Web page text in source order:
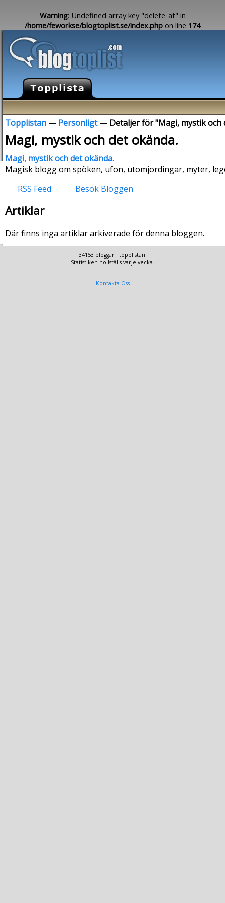
Warning: Undefined array key "delete_at" in
/home/feworkse/blogtoplist.se/index.php on line 174
Topplistan — Personligt— Detaljer för "Magi, mystik och
Magi, mystik och det okända.
Magi, mystik och det okända.
Magisk blogg om spöken, ufon, utomjordingar, myter,
RSS Feed
Besök Bloggen
Artiklar
Där finns inga artiklar arkiverade för denna bloggen.
34153 bloggar i topplistan.
Statistiken nollställs varje vecka.
Kontakta Oss